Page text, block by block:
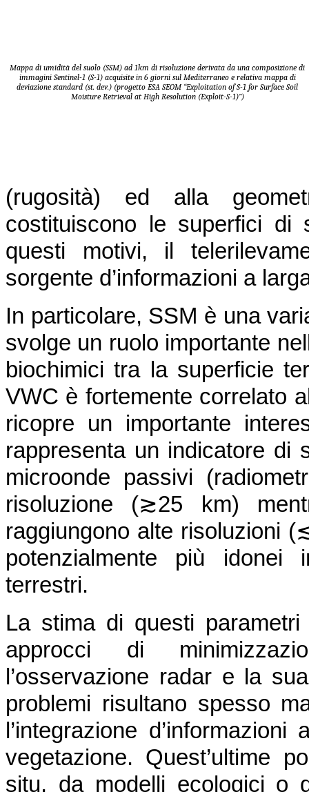
Mappa di umidità del suolo (SSM) ad 1km di risoluzione derivata da una composizione di
immagini Sentinel-1 (S-1) acquisite in 6 giorni sul Mediterraneo e relativa mappa di
deviazione standard (st. dev.) (progetto ESA SEOM “Exploitation of S-1 for Surface Soil
Moisture Retrieval at High Resolution (Exploit-S-1)”)
(rugosità) ed alla
costituiscono le superfici di
questi motivi, il
sorgente d’informazioni a
In particolare, SSM è una
svolge un ruolo importante
biochimici tra la superficie
VWC è fortemente correlato
ricopre un importante
rappresenta un indicatore di
microonde passivi
risoluzione (≳25 km)
raggiungono alte risoluzioni
potenzialmente più idonei
terrestri.
La stima di questi
approcci di
l’osservazione radar e la
problemi risultano spesso
l’integrazione
vegetazione. Quest’ultime
situ, da modelli ecologici o